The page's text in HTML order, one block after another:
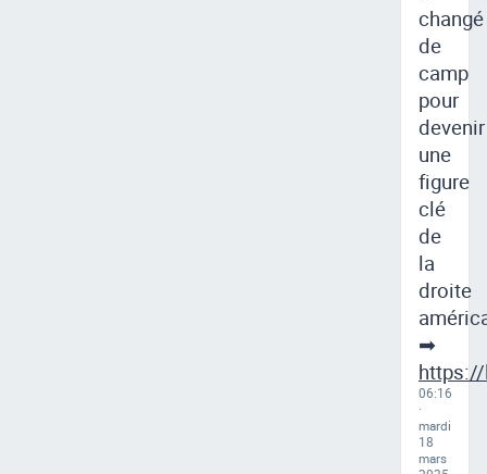
changé
de
camp
pour
devenir
une
figure
clé
de
la
droite
➡
06:16
·
mardi
18
mars